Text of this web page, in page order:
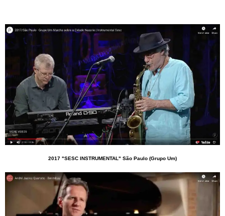
2017 "SESC INSTRUMENTAL" São Paulo (Grupo Um)